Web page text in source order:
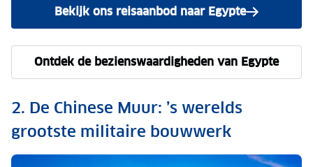
Bekijk ons reisaanbod naar Egypte
Ontdek de bezienswaardigheden van Egypte
2. De Chinese Muur: ’s werelds
grootste militaire bouwwerk